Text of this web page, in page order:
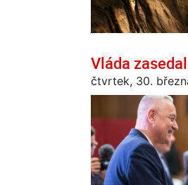
Vláda
čtvrtek, 30.